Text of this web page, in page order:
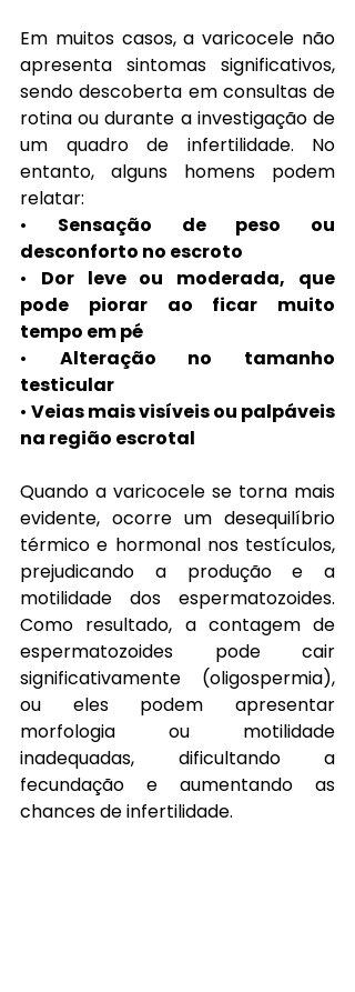
Em muitos casos, a varicocele não
apresenta sintomas significativos,
sendo descoberta em consultas de
rotina ou durante a investigação de
um quadro de infertilidade. No
entanto, alguns homens podem
relatar:
• Sensação de peso ou
desconforto no escroto
• Dor leve ou moderada, que
pode piorar ao ficar muito
tempo em pé
• Alteração no tamanho
testicular
• Veias mais visíveis ou palpáveis
na região escrotal
Quando a varicocele se torna mais
evidente, ocorre um desequilíbrio
térmico e hormonal nos testículos,
prejudicando a produção e a
motilidade dos espermatozoides.
Como resultado, a contagem de
espermatozoides pode cair
significativamente (oligospermia),
ou eles podem apresentar
morfologia ou motilidade
inadequadas, dificultando a
fecundação e aumentando as
chances de infertilidade.